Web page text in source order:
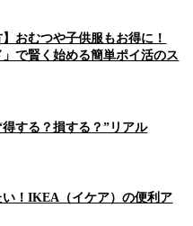
】おむつや子供服もお得に！
」で賢く始める簡単ポイ活のス
する？損する？”リアル
い！IKEA（イケア）の便利ア